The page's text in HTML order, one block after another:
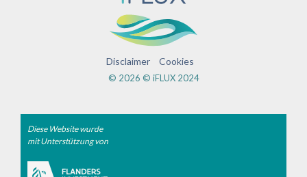
Disclaimer Cookies
© 2026 © iFLUX 2024
Diese Website wurde
mit Unterstützung von